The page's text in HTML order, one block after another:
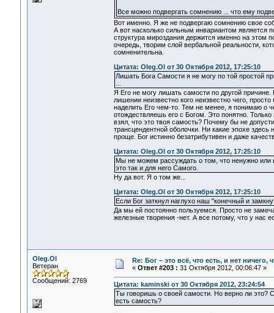
Все можно подвергать сомнению ... что ему
Вот именно. Я же не подвергаю сомнению свое
А вот насколько сильным инвариантом является
структура мироздания держится именно на этом
очередь, творим слой вербальной реальности,
сомненительна.
Цитата: Oleg.Ol от 30 Октября 2012, 17:25:10
Лишать Бога Самости я не могу по той простой
Я Его не могу лишать самости по другой причине.
лишении неизвестно кого неизвестно чего,
наделить Его чем-то. Тем не менее, я понимаю о
отождествляешь его с Богом. Это понятно.
взял, что это твоя самость? Почему бы не
трансцендентной оболочки. Ни какие эпохе
проще. Бог истинно безатрибутивен и даже
Цитата: Oleg.Ol от 30 Октября 2012, 17:25:10
Мы не можем рассуждать о том, что ненужно или
это так и для него Самого.
Ну да вот. Я о том же...
Цитата: Oleg.Ol от 30 Октября 2012, 17:25:10
Если Бог заткнул наглухо наш "конечный и
Да мы ей постоянно пользуемся. Просто не
железные творения -нет. А все потому, что у нас
Oleg.Ol
Ветеран
Сообщений: 2769
Re: Бог – это всё, что есть, и нет
« Ответ #203 : 31 Октября 2012, 00:06:47 »
Цитата: kaminski от 30 Октября 2012, 23:24:54
Ты говоришь о своей самости. Но верно ли это?
есть самость?